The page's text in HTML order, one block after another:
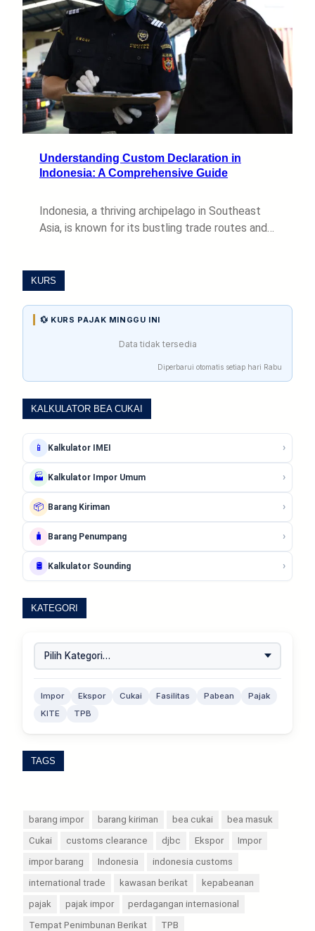
Understanding Custom Declaration in
Indonesia: A Comprehensive Guide
Indonesia, a thriving archipelago in Southeast
Asia, is known for its bustling trade routes and…
KURS
💱 KURS PAJAK MINGGU INI
Data tidak tersedia
Diperbarui otomatis setiap hari Rabu
KALKULATOR BEA CUKAI
📱 Kalkulator IMEI ›
🏭 Kalkulator Impor Umum ›
📦 Barang Kiriman ›
🧳 Barang Penumpang ›
🛢️ Kalkulator Sounding ›
KATEGORI
Impor Ekspor Cukai Fasilitas Pabean
Pajak
KITE
TPB
TAGS
barang impor barang kiriman bea cukai
bea masuk
Cukai
customs clearance djbc Ekspor
Impor
impor barang
Indonesia
indonesia customs
international trade
kawasan berikat
kepabeanan
pajak
pajak impor
perdagangan internasional
Tempat Penimbunan Berikat
TPB